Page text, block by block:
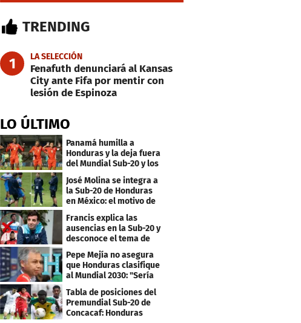
TRENDING
1 LA SELECCIÓN
Fenafuth denunciará al Kansas
City ante Fifa por mentir con
lesión de Espinoza
LO ÚLTIMO
Panamá humilla a
Honduras y la deja fuera
del Mundial Sub-20 y los
Juegos Olímpicos
José Molina se integra a
la Sub-20 de Honduras
en México: el motivo de
su viaje
Francis explica las
ausencias en la Sub-20 y
desconoce el tema de
los tiktokers
Pepe Mejía no asegura
que Honduras clasifique
al Mundial 2030: "Sería
mentir"
Tabla de posiciones del
Premundial Sub-20 de
Concacaf: Honduras